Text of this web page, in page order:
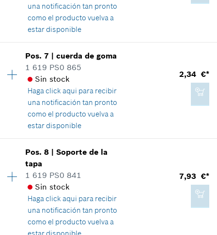
7,93 €*
*Recomendación de precio del fabricante no
vinculante, incluido IVA
Agregar a cesta de la compra
una notificación tan pronto
como el producto vuelva a
estar disponible
Grupo de precios:13
Información sobre recambios
Relación de aplicaciones de una pieza
Mostrar en figura
1,96 €*
*Recomendación de precio del fabricante no
vinculante, incluido IVA
Agregar a cesta de la compra
Pos.7 |cuerda de goma
1 619 PS0 865
Sin stock
Haga click aqui para recibir
una notificación tan pronto
como el producto vuelva a
estar disponible
2,34 €*
Grupo de precios:14
Información sobre recambios
Relación de aplicaciones de una pieza
Mostrar en figura
Pos.8 |Soporte de la
tapa
1 619 PS0 841
Sin stock
Haga click aqui para recibir
una notificación tan pronto
como el producto vuelva a
7,93 €*